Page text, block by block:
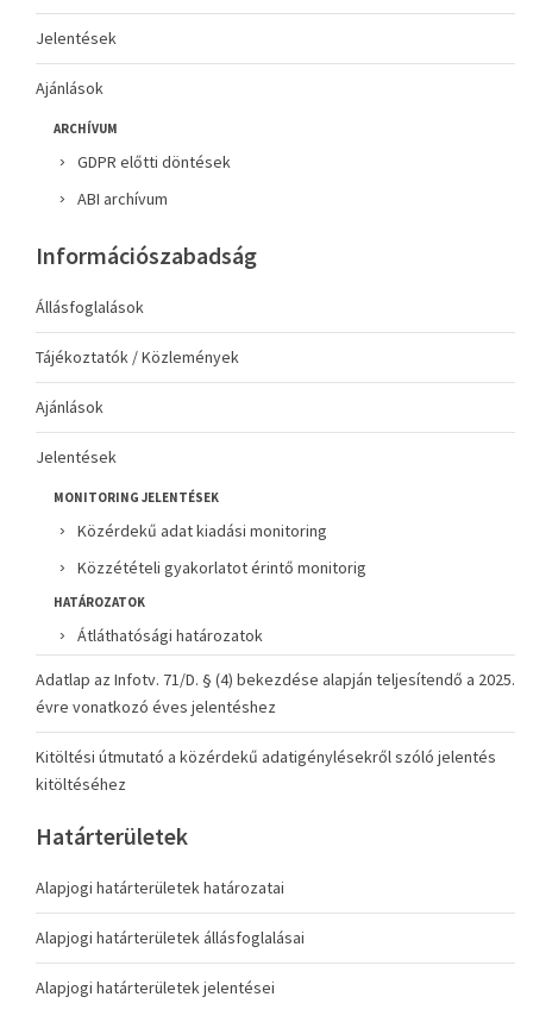
Jelentések
Ajánlások
ARCHÍVUM
GDPR előtti döntések
ABI archívum
Információszabadság
Állásfoglalások
Tájékoztatók / Közlemények
Ajánlások
Jelentések
MONITORING JELENTÉSEK
Közérdekű adat kiadási monitoring
Közzétételi gyakorlatot érintő monitorig
HATÁROZATOK
Átláthatósági határozatok
Adatlap az Infotv. 71/D. § (4) bekezdése alapján teljesítendő a 2025.
évre vonatkozó éves jelentéshez
Kitöltési útmutató a közérdekű adatigénylésekről szóló jelentés
kitöltéséhez
Határterületek
Alapjogi határterületek határozatai
Alapjogi határterületek állásfoglalásai
Alapjogi határterületek jelentései